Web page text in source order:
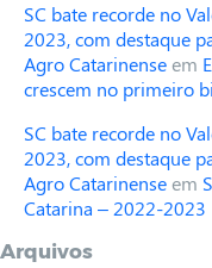
SC bate recorde no
2023, com destaque
Agro Catarinenseem
crescem no primeiro
SC bate recorde no
2023, com destaque
Agro Catarinenseem
Catarina – 2022-2023
Arquivos